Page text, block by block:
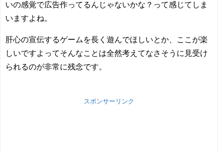
いの感覚で広告作ってるんじゃないかな？って感じてしま
いますよね。
肝心の宣伝するゲームを長く遊んでほしいとか、ここが楽
しいですよってそんなことは全然考えてなさそうに見受け
られるのが非常に残念です。
スポンサーリンク